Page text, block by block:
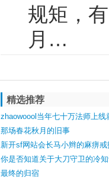
规矩，
月…
精选推荐
zhaowoool当年七十万法师上线
人狂追手镯都被薅掉了
那场春花秋月的旧事
新开sf网站会长马小辫的麻痹戒
小号物归原主见人品
你是否知道关于大刀守卫的冷
最终的归宿